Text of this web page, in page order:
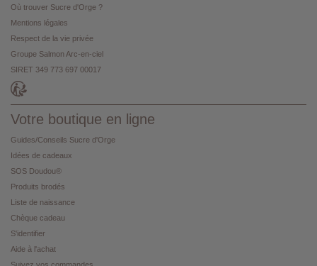
Où trouver Sucre d'Orge ?
Mentions légales
Respect de la vie privée
Groupe Salmon Arc-en-ciel
SIRET 349 773 697 00017
Votre boutique en ligne
Guides/Conseils Sucre d'Orge
Idées de cadeaux
SOS Doudou®
Produits brodés
Liste de naissance
Chèque cadeau
S'identifier
Aide à l'achat